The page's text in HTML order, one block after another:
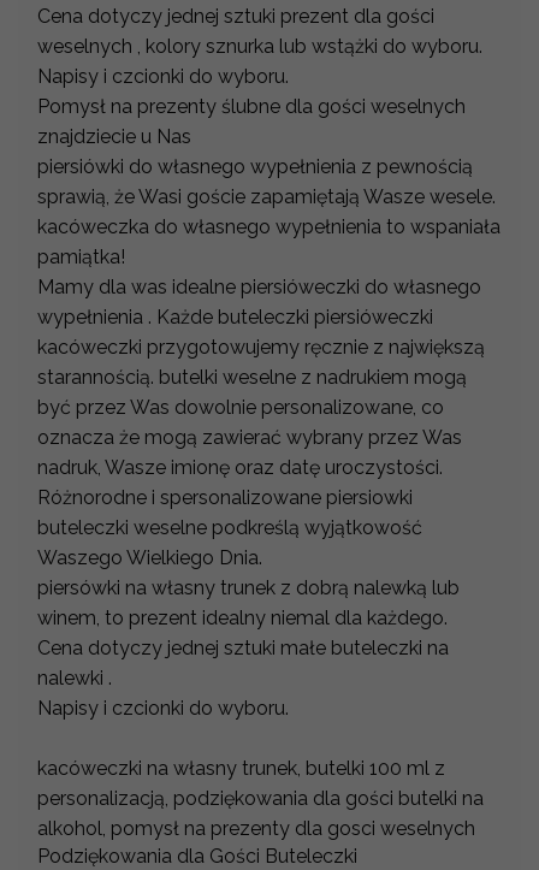
Cena dotyczy jednej sztuki prezent dla gości
weselnych , kolory sznurka lub wstążki do wyboru.
Napisy i czcionki do wyboru.
Pomysł na prezenty ślubne dla gości weselnych
znajdziecie u Nas
piersiówki do własnego wypełnienia z pewnością
sprawią, że Wasi goście zapamiętają Wasze wesele.
kacóweczka do własnego wypełnienia to wspaniała
pamiątka!
Mamy dla was idealne piersióweczki do własnego
wypełnienia . Każde buteleczki piersióweczki
kacóweczki przygotowujemy ręcznie z największą
starannością. butelki weselne z nadrukiem mogą
być przez Was dowolnie personalizowane, co
oznacza że mogą zawierać wybrany przez Was
nadruk, Wasze imionę oraz datę uroczystości.
Różnorodne i spersonalizowane piersiowki
buteleczki weselne podkreślą wyjątkowość
Waszego Wielkiego Dnia.
piersówki na własny trunek z dobrą nalewką lub
winem, to prezent idealny niemal dla każdego.
Cena dotyczy jednej sztuki małe buteleczki na
nalewki .
Napisy i czcionki do wyboru.
kacóweczki na własny trunek, butelki 100 ml z
personalizacją, podziękowania dla gości butelki na
alkohol, pomysł na prezenty dla gosci weselnych
Podziękowania dla Gości Buteleczki